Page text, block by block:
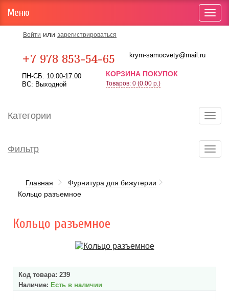
Войти или зарегистрироваться
+7 978 853-54-65 krym-samocvety@mail.ru
ПН-СБ: 10:00-17:00
ВС: Выходной
КОРЗИНА ПОКУПОК
Товаров: 0 (0.00 р.)
Меню
Категории
Фильтр
Главная
Фурнитура для бижутерии
Кольцо разъемное
Кольцо разъемное
Код товара: 239
Наличие: Есть в наличии